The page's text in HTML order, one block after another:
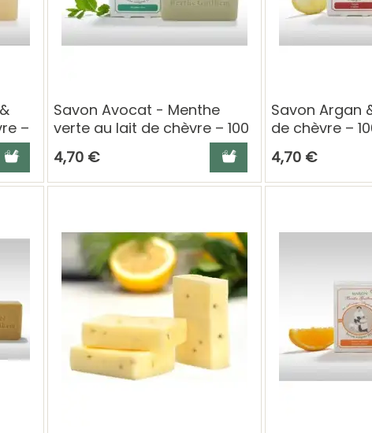
–
Ajouter au panier
Savon Avocat - Menthe
verte au lait de chèvre – 100
4,70 € Ajouter au panier
Savon Argan
de chèvre –
4,70 €